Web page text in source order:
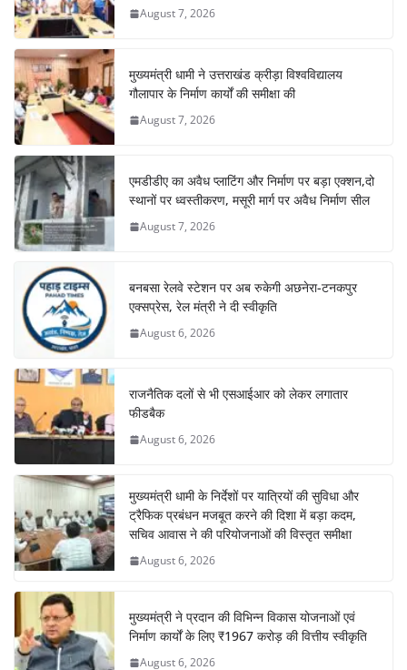
August 7, 2026
मुख्यमंत्री धामी ने उत्तराखंड क्रीड़ा विश्वविद्यालय
गौलापार के निर्माण कार्यों की समीक्षा की
August 7, 2026
एमडीडीए का अवैध प्लाटिंग और निर्माण पर बड़ा एक्शन,दो
स्थानों पर ध्वस्तीकरण, मसूरी मार्ग पर अवैध निर्माण सील
August 7, 2026
बनबसा रेलवे स्टेशन पर अब रुकेगी अछनेरा-टनकपुर
एक्सप्रेस, रेल मंत्री ने दी स्वीकृति
August 6, 2026
राजनैतिक दलों से भी एसआईआर को लेकर लगातार
फीडबैक
August 6, 2026
मुख्यमंत्री धामी के निर्देशों पर यात्रियों की सुविधा और
ट्रैफिक प्रबंधन मजबूत करने की दिशा में बड़ा कदम,
सचिव आवास ने की परियोजनाओं की विस्तृत समीक्षा
August 6, 2026
मुख्यमंत्री ने प्रदान की विभिन्न विकास योजनाओं एवं
निर्माण कार्यों के लिए ₹1967 करोड़ की वित्तीय स्वीकृति
August 6, 2026